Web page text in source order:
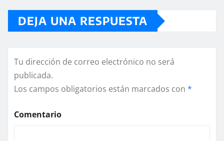
DEJA UNA RESPUESTA
Tu dirección de correo electrónico no será
publicada.
Los campos obligatorios están marcados con *
Comentario